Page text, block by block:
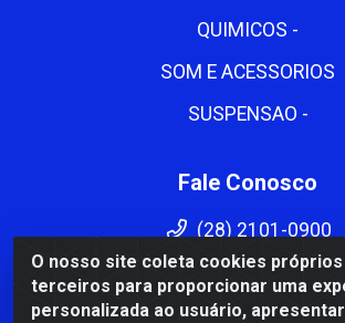
O nosso site coleta cookies próprios
terceiros para proporcionar uma
personalizada ao usuário,
QUIMICOS -
SOM E ACESSORIOS
SUSPENSAO -
Fale Conosco
(28) 2101-0900
(28) 2101-0900